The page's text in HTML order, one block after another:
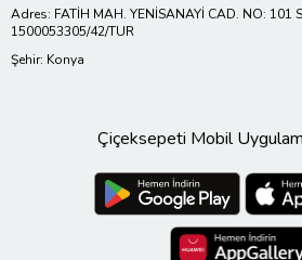
Adres: FATİH MAH. YENİSANAYİ CAD. NO: 101
1500053305/42/TUR
Şehir: Konya
Çiçeksepeti Mobil